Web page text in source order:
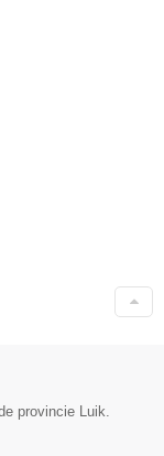
provincie Luik.